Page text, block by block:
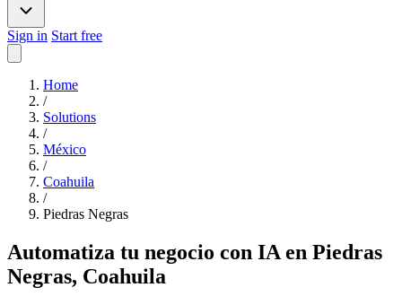
Sign in Start free
Home
/
Solutions
/
México
/
Coahuila
/
Piedras Negras
Automatiza tu negocio con IA en Piedras
Negras, Coahuila